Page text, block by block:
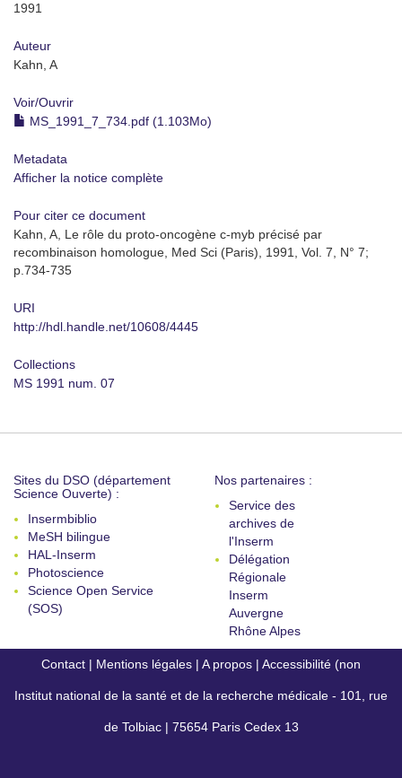
1991
Auteur
Kahn, A
Voir/Ouvrir
MS_1991_7_734.pdf (1.103Mo)
Metadata
Afficher la notice complète
Pour citer ce document
Kahn, A, Le rôle du proto-oncogène c-myb précisé par
recombinaison homologue, Med Sci (Paris), 1991, Vol. 7, N° 7;
p.734-735
URI
http://hdl.handle.net/10608/4445
Collections
MS 1991 num. 07
Sites du DSO (département
Science Ouverte) :
Insermbiblio
MeSH bilingue
HAL-Inserm
Photoscience
Science Open Service
(SOS)
Nos partenaires :
Service des
archives de
l'Inserm
Délégation
Régionale
Inserm
Auvergne
Rhône Alpes
Contact | Mentions légales | A propos | Accessibilité (non
conforme)
Institut national de la santé et de la recherche médicale - 101, rue
de Tolbiac | 75654 Paris Cedex 13